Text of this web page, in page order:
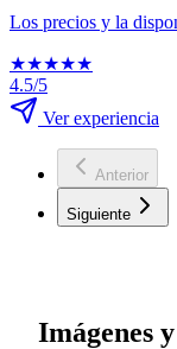
Los precios y la
★★★★★
4.5/5
Ver experiencia
Anterior
Siguiente
Imágenes